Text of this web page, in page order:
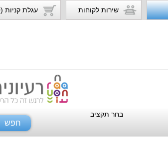
שירות לקוחות עגלת קניות (0)
בחר תקציב
חפש